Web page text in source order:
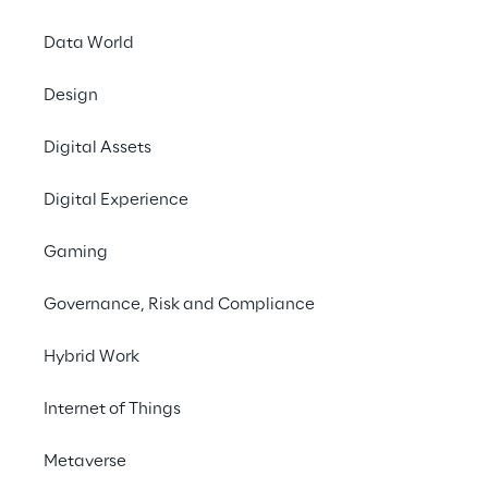
Data World
Design
Digital Assets
Digital Experience
Gaming
Governance, Risk and Compliance
Hybrid Work
Internet of Things
Metaverse
#Cybersecurity
#Agile
#DigitalTransformation